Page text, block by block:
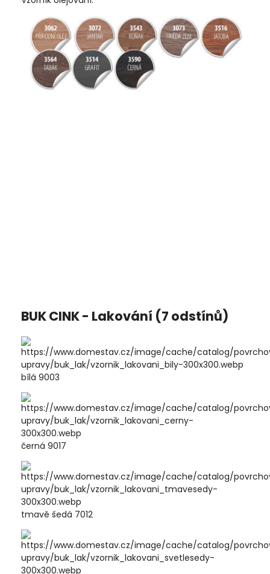
BUK CINK - Lakování (7 odstínů)
bílá 9003
černá 9017
tmavě šedá 7012